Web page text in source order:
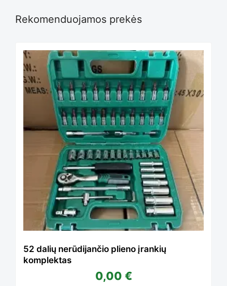
on
the
product
page
Rekomenduojamos prekės
52 dalių nerūdijančio plieno įrankių
komplektas
0,00 €